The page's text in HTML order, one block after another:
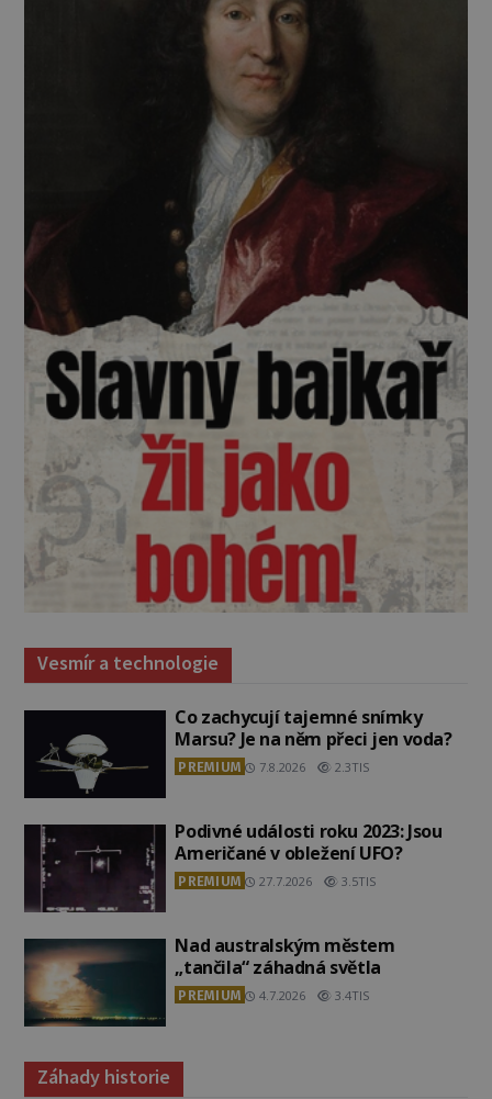
Vesmír a technologie
Co zachycují tajemné snímky
Marsu? Je na něm přeci jen voda?
PREMIUM 7.8.2026 2.3TIS
Podivné události roku 2023: Jsou
Američané v obležení UFO?
PREMIUM 27.7.2026 3.5TIS
Nad australským městem
„tančila“ záhadná světla
PREMIUM 4.7.2026 3.4TIS
Záhady historie